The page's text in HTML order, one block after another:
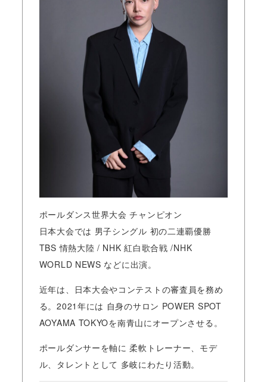
ポールダンス世界大会 チャンピオン
日本大会では 男子シングル 初の二連覇優勝
TBS 情熱大陸 / NHK 紅白歌合戦 /NHK
WORLD NEWS などに出演。
近年は、日本大会やコンテストの審査員を務め
る。2021年には 自身のサロン POWER SPOT
AOYAMA TOKYOを南青山にオープンさせる。
ポールダンサーを軸に 柔軟トレーナー、モデ
ル、タレントとして 多岐にわたり活動。